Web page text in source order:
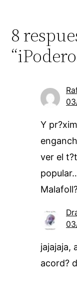
8
Y
ver el
jajajaja,
acord?